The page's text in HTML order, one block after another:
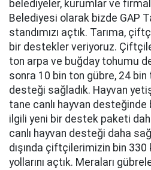
belediyeler, kurumlar ve
Belediyesi olarak bizde GAP
standımızı açtık. Tarıma,
bir destekler veriyoruz.
ton arpa ve buğday tohumu
sonra 10 bin ton gübre, 24 bin
desteği sağladık. Hayvan
tane canlı hayvan desteğinde
ilgili yeni bir destek paketi
canlı hayvan desteği daha
dışında çiftçilerimizin bin
yollarını açtık. Meraları